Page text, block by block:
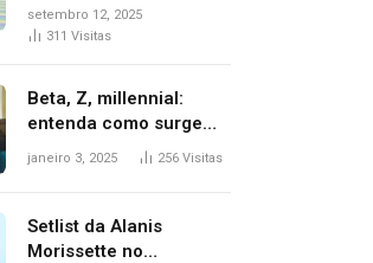
setembro 12, 2025
311 Visitas
Beta, Z, millennial:
entenda como surgem
as gerações
janeiro 3, 2025 256 Visitas
Setlist da Alanis
Morissette no